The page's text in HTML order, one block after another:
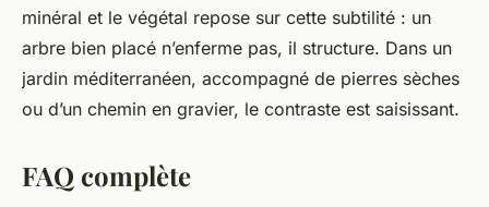
minéral et le végétal repose sur cette subtilité : un
arbre bien placé n’enferme pas, il structure. Dans un
jardin méditerranéen, accompagné de pierres sèches
ou d’un chemin en gravier, le contraste est saisissant.
FAQ complète